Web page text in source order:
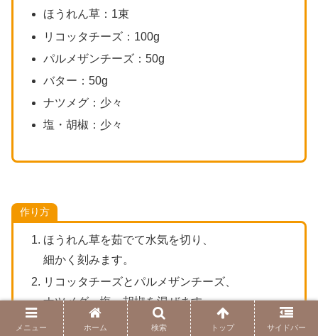
ほうれん草：1束
リコッタチーズ：100g
パルメザンチーズ：50g
バター：50g
ナツメグ：少々
塩・胡椒：少々
作り方
ほうれん草を茹でて水気を切り、
細かく刻みます。
リコッタチーズとパルメザンチーズ、
ナツメグ、塩・胡椒を混ぜます。
トルテリーニの生地を作り、
メニュー ホーム 検索 トップ サイドバー